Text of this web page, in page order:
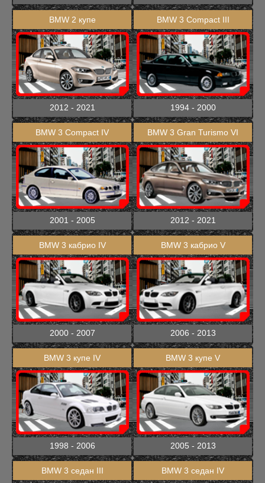
BMW 2 купе
2012 - 2021
BMW 3 Compact III
1994 - 2000
BMW 3 Compact IV
2001 - 2005
BMW 3 Gran Turismo VI
2012 - 2021
BMW 3 кабрио IV
2000 - 2007
BMW 3 кабрио V
2006 - 2013
BMW 3 купе IV
1998 - 2006
BMW 3 купе V
2005 - 2013
BMW 3 седан III BMW 3 седан IV